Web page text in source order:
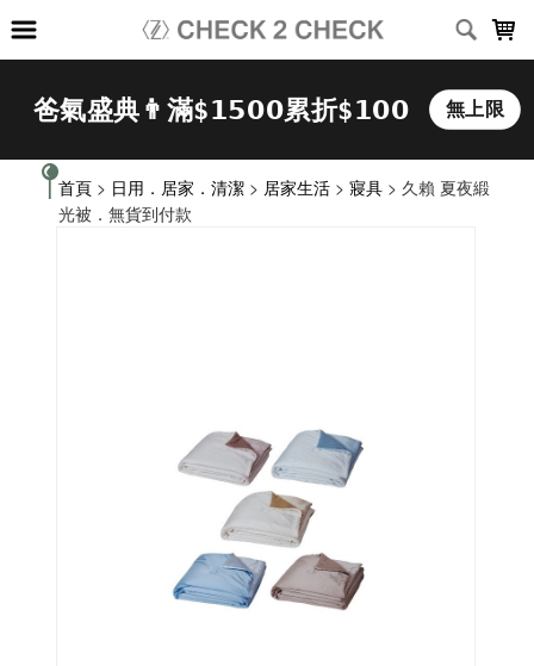
首頁 > 日用．居家．清潔 > 居家生活 > 寢具 > 久賴 夏夜緞
光被．無貨到付款